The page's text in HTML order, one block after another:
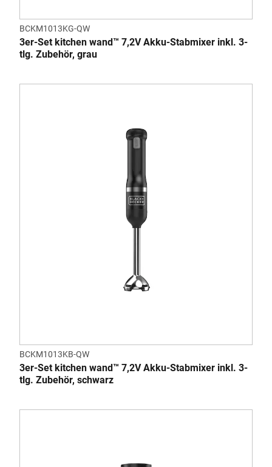
BCKM1013KG-QW
3er-Set kitchen wand™ 7,2V Akku-Stabmixer inkl. 3-
tlg. Zubehör, grau
BCKM1013KB-QW
3er-Set kitchen wand™ 7,2V Akku-Stabmixer inkl. 3-
tlg. Zubehör, schwarz